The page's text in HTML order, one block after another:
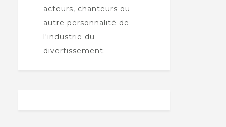
acteurs, chanteurs ou
autre personnalité de
l'industrie du
divertissement.